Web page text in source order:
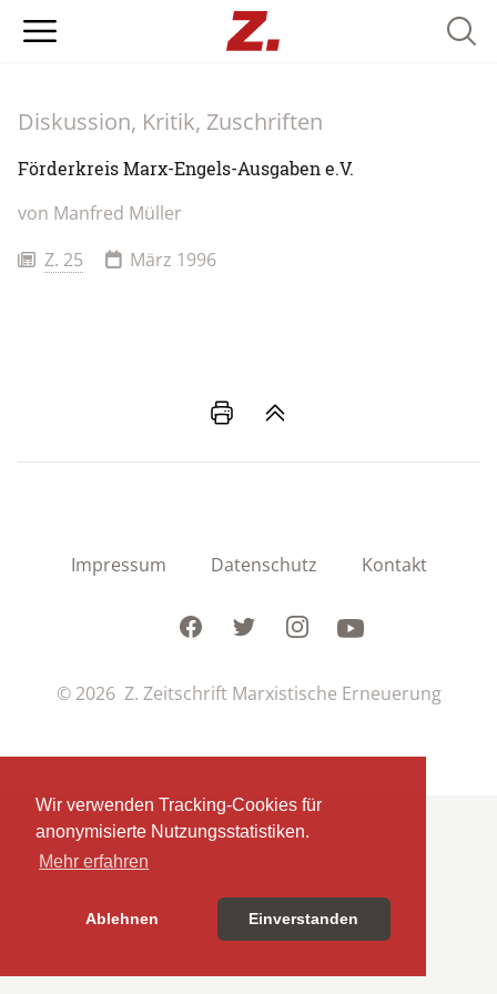
Wir verwenden Tracking-Cookies für
anonymisierte Nutzungsstatistiken.
Mehr erfahren
Ablehnen Einverstanden
Diskussion, Kritik, Zuschriften
Förderkreis Marx-Engels-Ausgaben e.V.
von Manfred Müller
Z. 25
März 1996
Impressum Datenschutz Kontakt
FacebookTwitterInstagramYoutube
© 2026 Z. Zeitschrift Marxistische Erneuerung